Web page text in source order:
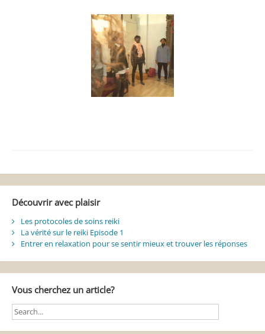
Découvrir avec plaisir
Les protocoles de soins reiki
La vérité sur le reiki Episode 1
Entrer en relaxation pour se sentir mieux et trouver les réponses
Vous cherchez un article?